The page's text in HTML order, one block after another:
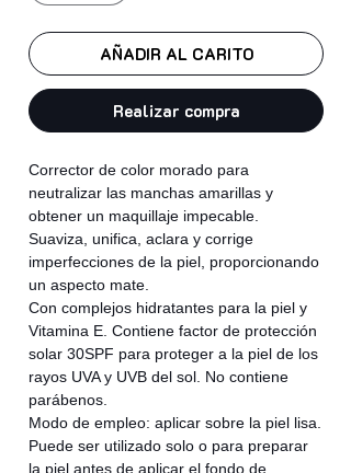
AÑADIR AL CARITO
Realizar compra
Corrector de color morado para
neutralizar las manchas amarillas y
obtener un maquillaje impecable.
Suaviza, unifica, aclara y corrige
imperfecciones de la piel, proporcionando
un aspecto mate.
Con complejos hidratantes para la piel y
Vitamina E. Contiene factor de protección
solar 30SPF para proteger a la piel de los
rayos UVA y UVB del sol. No contiene
parábenos.
Modo de empleo: aplicar sobre la piel lisa.
Puede ser utilizado solo o para preparar
la piel antes de aplicar el fondo de